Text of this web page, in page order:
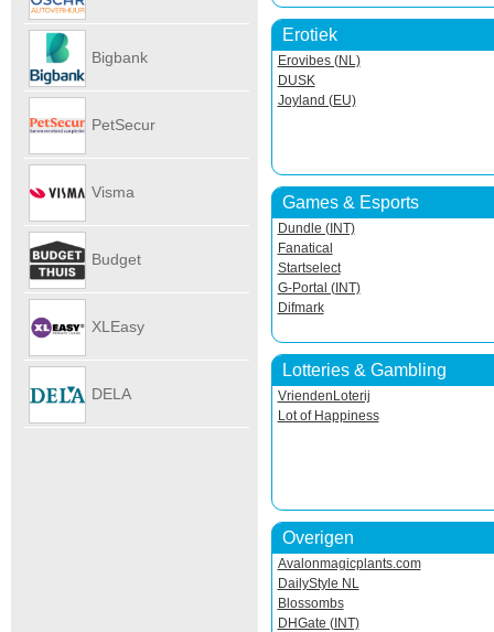
Erotiek
Erovibes (NL)
DUSK
Joyland (EU)
Games & Esports
Dundle (INT)
Fanatical
Startselect
G-Portal (INT)
Difmark
Lotteries & Gambling
VriendenLoterij
Lot of Happiness
Overigen
Avalonmagicplants.com
DailyStyle NL
Blossombs
DHGate (INT)
Bigbank
PetSecur
Visma
Budget
XLEasy
DELA